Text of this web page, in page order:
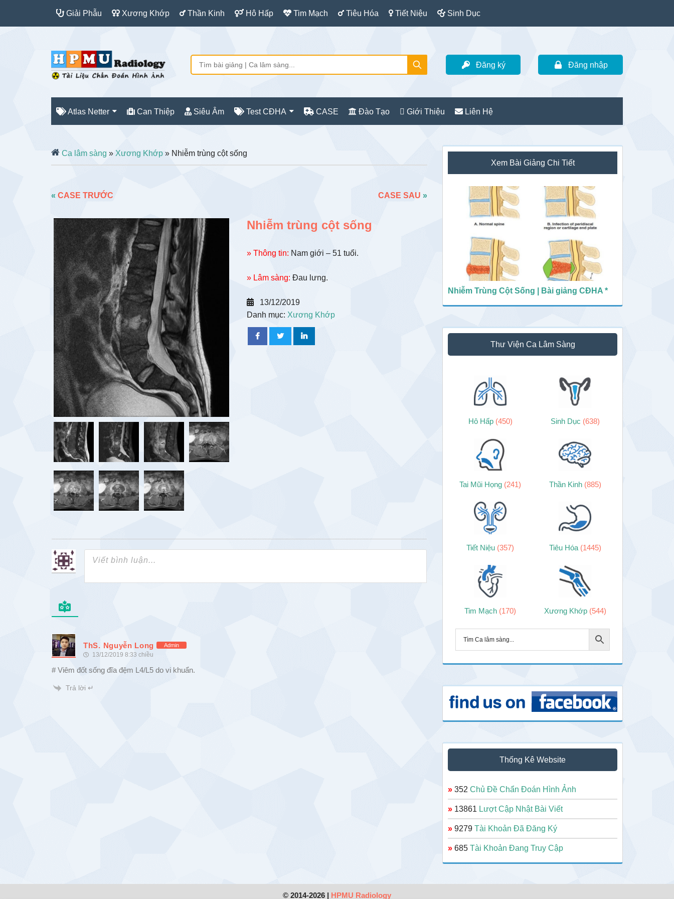
Giải Phẫu Xương Khớp Thần Kinh Hô Hấp Tim Mạch Tiêu Hóa Tiết Niệu Sinh Dục
Đăng ký Đăng nhập
Atlas Netter Can Thiệp Siêu Âm Test CĐHA CASE Đào Tạo Giới Thiệu Liên Hệ
Ca lâm sàng » Xương Khớp » Nhiễm trùng cột sống
« CASE TRƯỚC CASE SAU »
Nhiễm trùng cột sống
» Thông tin: Nam giới – 51 tuổi.
» Lâm sàng: Đau lưng.
13/12/2019
Danh mục: Xương Khớp
ThS. Nguyễn Long Admin
13/12/2019 8:33 chiều
# Viêm đốt sống đĩa đệm L4/L5 do vi khuẩn.
Trả lời ↵
Sidebar
chính
Xem Bài Giảng Chi Tiết
Nhiễm Trùng Cột Sống | Bài giảng CĐHA *
Thư Viện Ca Lâm Sàng
Hô Hấp (450) Sinh Dục (638)
Tai Mũi Họng (241) Thần Kinh (885)
Tiết Niệu (357) Tiêu Hóa (1445)
Tim Mạch (170) Xương Khớp (544)
Thống Kê Website
» 352 Chủ Đề Chẩn Đoán Hình Ảnh
» 13861 Lượt Cập Nhật Bài Viết
» 9279 Tài Khoản Đã Đăng Ký
» 685 Tài Khoản Đang Truy Cập
© 2014-2026 | HPMU Radiology